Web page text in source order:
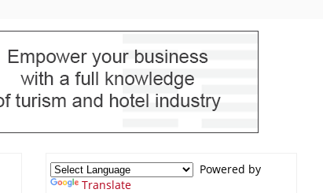
Powered by
Translate